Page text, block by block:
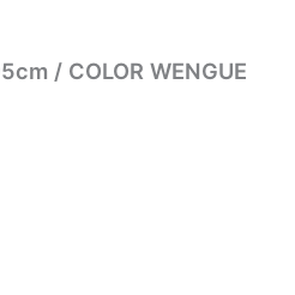
/ COLOR WENGUE